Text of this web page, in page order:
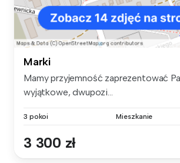
Marki
Mamy przyjemność zaprezentować
wyjątkowe, dwupozi...
3 pokoi Mieszkanie
3 300 zł